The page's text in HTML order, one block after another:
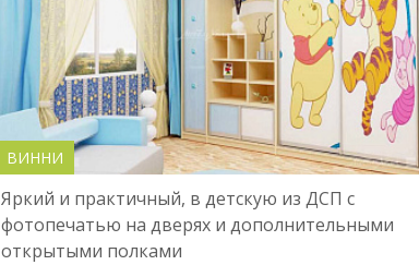
ВИННИ
Яркий и практичный, в детскую из ДСП с
фотопечатью на дверях и дополнительными
открытыми полками